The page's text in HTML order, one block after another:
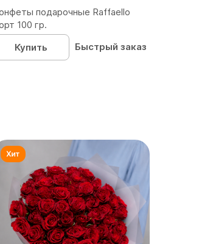
подарочные Raffaello
100 гр.
Купить
Быстрый заказ